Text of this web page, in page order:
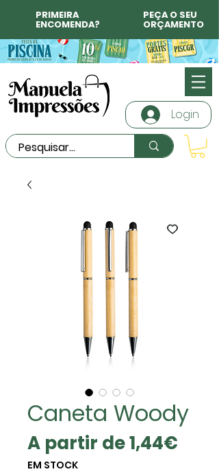
PRIMEIRA
ENCOMENDA?
PEÇA O SEU
ORÇAMENTO
Login
Caneta Woody
A partir de1,44€
EM STOCK